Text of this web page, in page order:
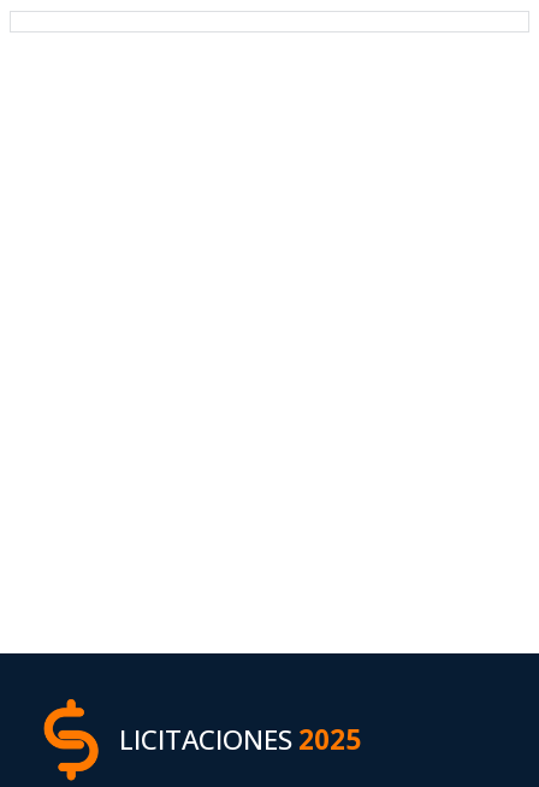
LICITACIONES2025